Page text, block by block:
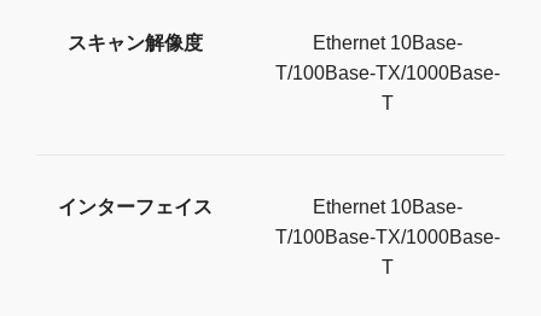
スキャン解像度
Ethernet 10Base-
T/100Base-TX/1000Base-
T
インターフェイス
Ethernet 10Base-
T/100Base-TX/1000Base-
T